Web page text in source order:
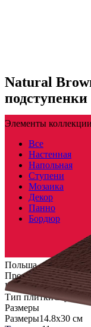
Польша
Производитель
КоллекцияParadyz
Тип плиткиСтупень
Размеры
Размеры14.8х30 см
Natural
Элементы коллекции
Все
Настенная
Напольная
Ступени
Мозаика
Декор
Панно
Бордюр